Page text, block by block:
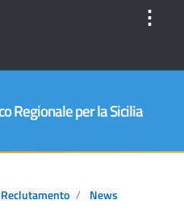
⋮
Regionale per la Sicilia
Reclutamento News